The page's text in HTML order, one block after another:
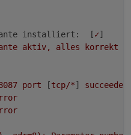
installiert:
  [
✓]
aktiv, alles korrekt
port [tcp/*]